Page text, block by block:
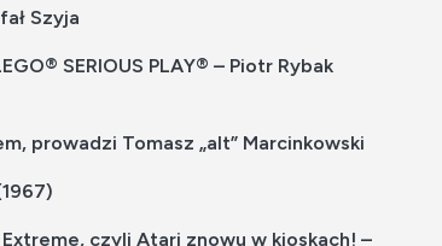
Szyja
SERIOUS PLAY® – Piotr Rybak
prowadzi Tomasz „alt” Marcinkowski
czyli Atari znowu w kioskach! –